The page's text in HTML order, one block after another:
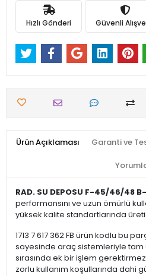
Hızlı Gönderi Güvenli
Ürün Açıklaması Garanti ve
RAD. SU DEPOSU F-45/46/48
performansını ve uzun ömürlü
yüksek kalite standartlarında
1713 7 617 362 FB ürün kodlu bu
sayesinde araç sistemleriyle
sırasında ek bir işlem
zorlu kullanım koşullarında dahi